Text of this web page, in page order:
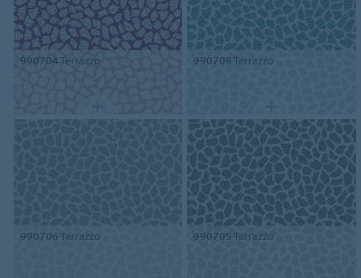
990704Terrazzo 990708Terrazzo
990706Terrazzo 990705 Terrazzo